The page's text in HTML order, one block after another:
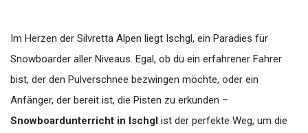
Im Herzen der Silvretta Alpen liegt Ischgl, ein Paradies für
Snowboarder aller Niveaus. Egal, ob du ein erfahrener Fahrer
bist, der den Pulverschnee bezwingen möchte, oder ein
Anfänger, der bereit ist, die Pisten zu erkunden –
Snowboardunterricht in Ischgl ist der perfekte Weg, um die